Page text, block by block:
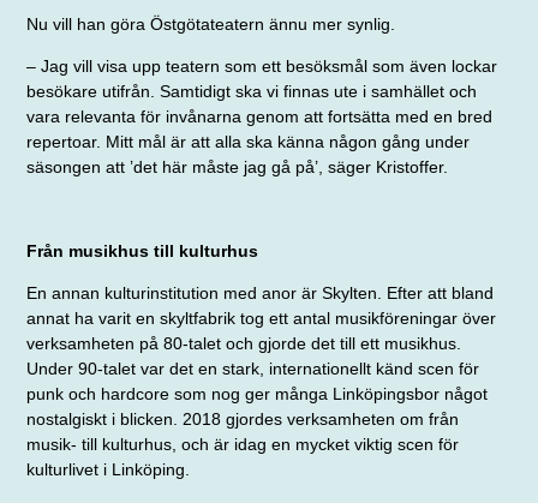
Nu vill han göra Östgötateatern ännu mer synlig.
– Jag vill visa upp teatern som ett besöksmål som även lockar
besökare utifrån. Samtidigt ska vi finnas ute i samhället och
vara relevanta för invånarna genom att fortsätta med en bred
repertoar. Mitt mål är att alla ska känna någon gång under
säsongen att ’det här måste jag gå på’, säger Kristoffer.
Från musikhus till kulturhus
En annan kulturinstitution med anor är Skylten. Efter att bland
annat ha varit en skyltfabrik tog ett antal musik­föreningar över
verksamheten på 80-talet och gjorde det till ett musikhus.
Under 90-talet var det en stark, internationellt känd scen för
punk och hardcore som nog ger många Linköpingsbor något
nostalgiskt i blicken. 2018 gjordes verksamheten om från
musik- till kulturhus, och är idag en mycket viktig scen för
kulturlivet i Linköping.